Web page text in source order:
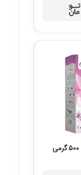
پودر کیک زعفرانی ۵۰۰ گرمی